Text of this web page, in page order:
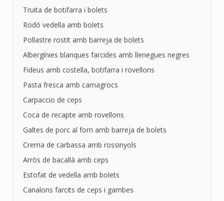
Truita de botifarra i bolets
Rodó vedella amb bolets
Pollastre rostit amb barreja de bolets
Albergínies blanques farcides amb llenegues negres
Fideus amb costella, botifarra i rovellons
Pasta fresca amb camagrocs
Carpaccio de ceps
Coca de recapte amb rovellons
Galtes de porc al forn amb barreja de bolets
Crema de carbassa amb rossinyols
Arròs de bacallà amb ceps
Estofat de vedella amb bolets
Canalons farcits de ceps i gambes